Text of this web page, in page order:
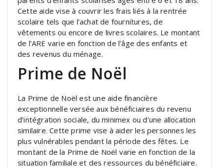
Cette aide vise à couvrir les frais liés à la rentrée
scolaire tels que l’achat de fournitures, de
vêtements ou encore de livres scolaires. Le montant
de l’ARE varie en fonction de l’âge des enfants et
des revenus du ménage.
Prime de Noël
La Prime de Noël est une aide financière
exceptionnelle versée aux bénéficiaires du revenu
d’intégration sociale, du minimex ou d’une allocation
similaire. Cette prime vise à aider les personnes les
plus vulnérables pendant la période des fêtes. Le
montant de la Prime de Noël varie en fonction de la
situation familiale et des ressources du bénéficiaire.